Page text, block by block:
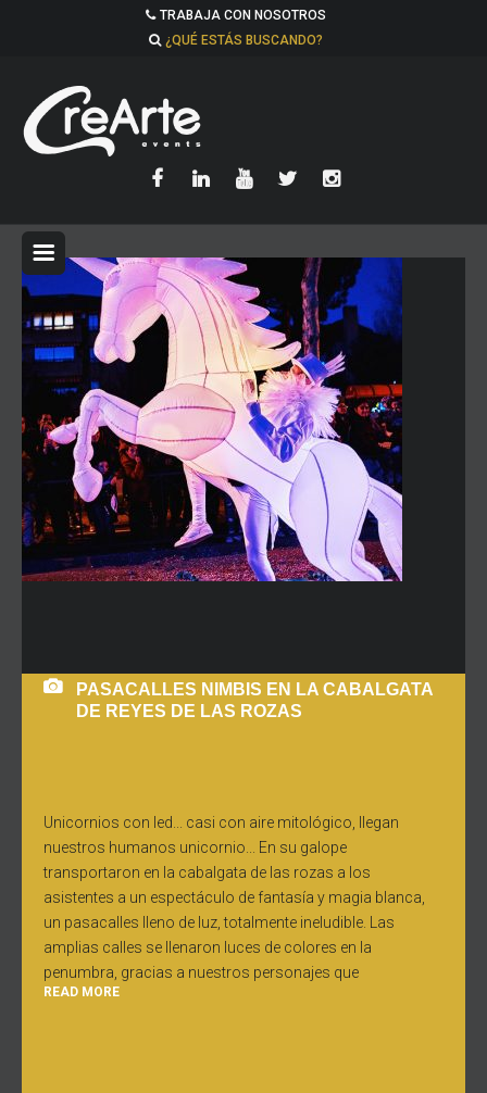
TRABAJA CON NOSOTROS
¿QUÉ ESTÁS BUSCANDO?
PASACALLES NIMBIS EN LA CABALGATA
DE REYES DE LAS ROZAS
Unicornios con led... casi con aire mitológico, llegan
nuestros humanos unicornio... En su galope
transportaron en la cabalgata de las rozas a los
asistentes a un espectáculo de fantasía y magia blanca,
un pasacalles lleno de luz, totalmente ineludible. Las
amplias calles se llenaron luces de colores en la
penumbra, gracias a nuestros personajes que
READ MORE